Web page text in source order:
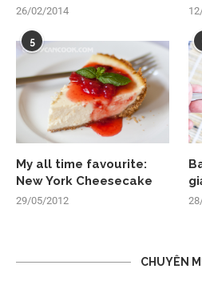
26/02/2014
5
My all time favourite:
New York Cheesecake
29/05/2012
CHUYÊN